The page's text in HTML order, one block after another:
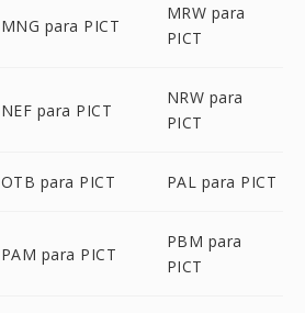
MNG para PICT
MRW para
PICT
NEF para PICT
NRW para
PICT
OTB para PICT PAL para PICT
PAM para PICT
PBM para
PICT